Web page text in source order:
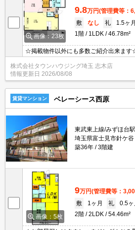
画像：23枚
9.8万円(管理費等：
敷
なし 礼
1.5ヶ月
1階
1LDK 46.78m²
☆掲載物件以外にも多数ご紹介出来ます
お探しさせて頂きます♪
株式会社タウンハウジング埼玉 志木店
情報更新日 2026/08/08
賃貸マンション ベレーシース西原
東武東上線/みずほ台
埼玉県富士見市針ケ谷
築36年
3階建
画像：5枚
9万円(管理費等：
敷
1ヶ月 礼
0.5ヶ
2階
2LDK 54.46m²